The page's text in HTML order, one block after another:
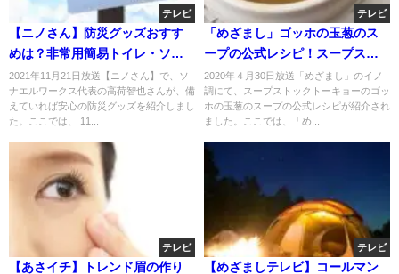
テレビ
【ニノさん】防災グッズおすす
めは？非常用簡易トイレ・ソー
ラーチャージャー・消える魔
球・浄水器？11月21日
2021年11月21日放送【ニノさん】で、ソ
ナエルワークス代表の高荷智也さんが、備
えていれば安心の防災グッズを紹介しまし
た。ここでは、 11...
テレビ
「めざまし」ゴッホの玉葱のス
ープの公式レシピ！スープスト
ックトーキョー！
2020年４月30日放送「めざまし」のイノ
調にて、スープストックトーキョーのゴッ
ホの玉葱のスープの公式レシピが紹介され
ました。ここでは、「め...
テレビ
【あさイチ】トレンド眉の作り
テレビ
【めざましテレビ】コールマン